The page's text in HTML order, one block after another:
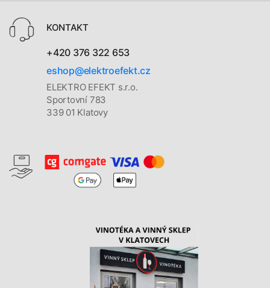
KONTAKT
+420 376 322 653
eshop@elektroefekt.cz
ELEKTRO EFEKT s.r.o.
Sportovní 783
339 01 Klatovy